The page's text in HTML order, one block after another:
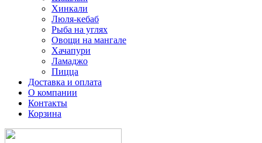
Хинкали
Люля-кебаб
Рыба на углях
Овощи на мангале
Хачапури
Ламаджо
Пицца
Доставка и оплата
О компании
Контакты
Корзина